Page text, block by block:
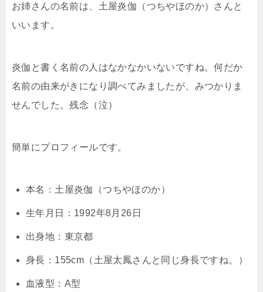
お姉さんの名前は、 土屋炎伽（つちやほのか）さんと
いいます。
炎伽と書く名前の人はなかなかいないですね。何だか
名前の由来がきになり調べてみましたが、みつかりま
せんでした。残念（泣）
簡単にプロフィールです。
本名：土屋炎伽（つちやほのか）
生年月日：1992年8月26日
出身地：東京都
身長：155cm（土屋太鳳さんと同じ身長ですね。）
血液型：A型